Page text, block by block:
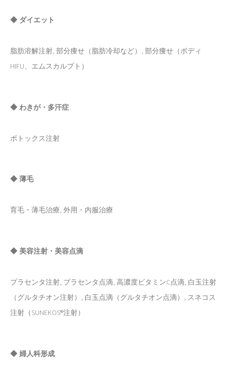
◆ ダイエット
脂肪溶解注射, 部分痩せ（脂肪冷却など）, 部分痩せ（ボディ
HIFU、エムスカルプト）
◆ わきが・多汗症
ボトックス注射
◆ 薄毛
育毛・薄毛治療, 外用・内服治療
◆ 美容注射・美容点滴
プラセンタ注射, プラセンタ点滴, 高濃度ビタミンC点滴, 白玉注射
（グルタチオン注射）, 白玉点滴（グルタチオン点滴）, スネコス
注射（SUNEKOS®注射）
◆ 婦人科形成